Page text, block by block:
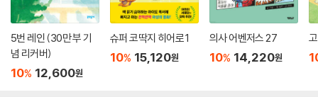
5번 레인 (30만 부 기
념 리커버)
10% 12,600원
슈퍼 코딱지 히어로 1
10% 15,120원
의사 어벤저스 27
10% 14,220원